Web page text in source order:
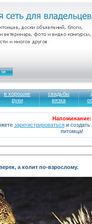
в хорошие
руки
свадьбы
вязка
Напоминание:
зарегистрироватьсяи создать
питомца!
а колит по-взрослому.